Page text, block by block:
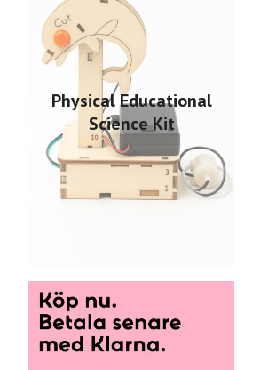
Physical Educational
Science Kit